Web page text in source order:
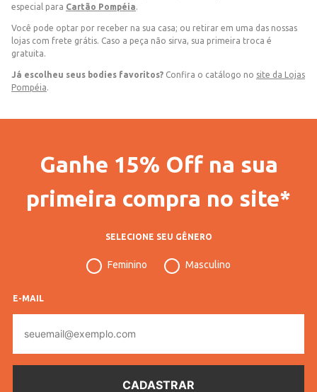
especial para Cartão Pompéia.
Você pode optar por receber na sua casa; ou retirar em uma das nossas
lojas com frete grátis. Caso a peça não sirva, sua primeira troca é
gratuita.
Já escolheu seus bodies favoritos? Confira o catálogo no site da Lojas
Pompéia.
Ganhe 15% Off na sua
primeira compra no site*
SELECIONE SEU GÊNERO
Feminino Masculino
E-MAIL
mail